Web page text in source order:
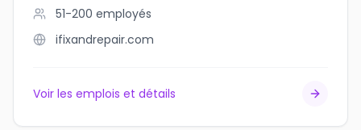
51-200 employés
ifixandrepair.com
Voir les emplois et détails